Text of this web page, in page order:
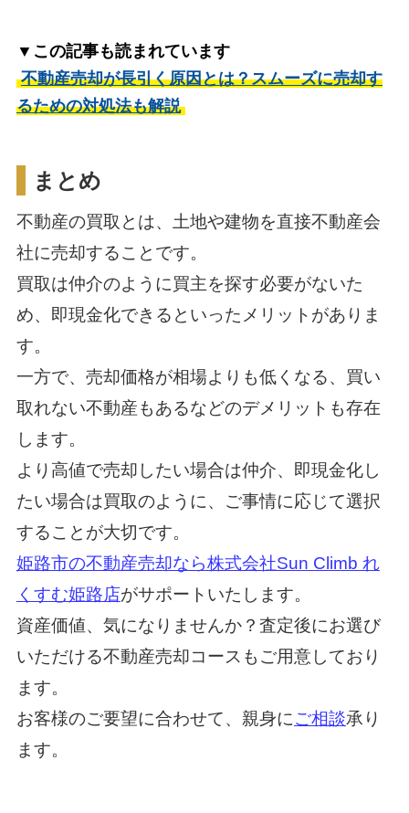
▼この記事も読まれています
不動産売却が長引く原因とは？スムーズに売却す
るための対処法も解説
まとめ
不動産の買取とは、土地や建物を直接不動産会
社に売却することです。
買取は仲介のように買主を探す必要がないた
め、即現金化できるといったメリットがありま
す。
一方で、売却価格が相場よりも低くなる、買い
取れない不動産もあるなどのデメリットも存在
します。
より高値で売却したい場合は仲介、即現金化し
たい場合は買取のように、ご事情に応じて選択
することが大切です。
姫路市の不動産売却なら株式会社Sun Climb れ
くすむ姫路店がサポートいたします。
資産価値、気になりませんか？査定後にお選び
いただける不動産売却コースもご用意しており
ます。
お客様のご要望に合わせて、親身にご相談承り
ます。